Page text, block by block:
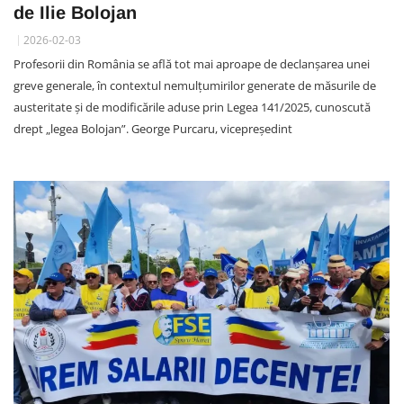
de Ilie Bolojan
2026-02-03
Profesorii din România se află tot mai aproape de declanșarea unei
greve generale, în contextul nemulțumirilor generate de măsurile de
austeritate și de modificările aduse prin Legea 141/2025, cunoscută
drept „legea Bolojan”. George Purcaru, vicepreședint